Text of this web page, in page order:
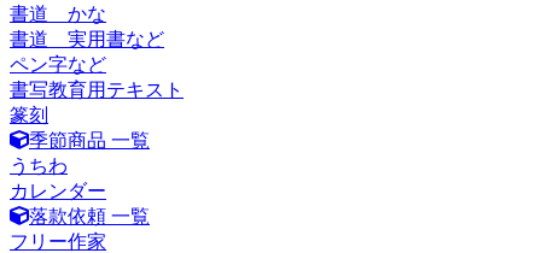
書道 かな
書道 実用書など
ペン字など
書写教育用テキスト
篆刻
季節商品 一覧
うちわ
カレンダー
落款依頼 一覧
フリー作家